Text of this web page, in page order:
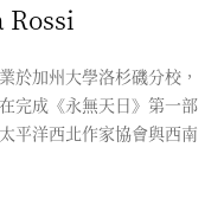
Rossi
於加州大學洛杉磯分校，
完成《永無天日》第一部
平洋西北作家協會與西南